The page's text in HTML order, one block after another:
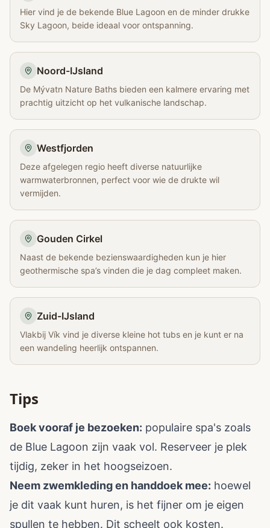
Hier vind je de bekende Blue Lagoon en de minder drukke
Sky Lagoon, beide ideaal voor ontspanning.
Noord-IJsland
De Mývatn Nature Baths bieden een kalmere ervaring met
prachtig uitzicht op het vulkanische landschap.
Westfjorden
Deze afgelegen regio heeft diverse natuurlijke
warmwaterbronnen, perfect voor wie de drukte wil
vermijden.
Gouden Cirkel
Naast de bekende bezienswaardigheden kun je hier
geothermische spa’s vinden die je dag compleet maken.
Zuid-IJsland
Vlakbij Vík vind je diverse kleine hot tubs en je kunt er na
een wandeling heerlijk ontspannen.
Tips
Boek vooraf je bezoeken: populaire spa's zoals
de Blue Lagoon zijn vaak vol. Reserveer je plek
tijdig, zeker in het hoogseizoen.
Neem zwemkleding en handdoek mee: hoewel
je dit vaak kunt huren, is het fijner om je eigen
spullen te hebben. Dit scheelt ook kosten.